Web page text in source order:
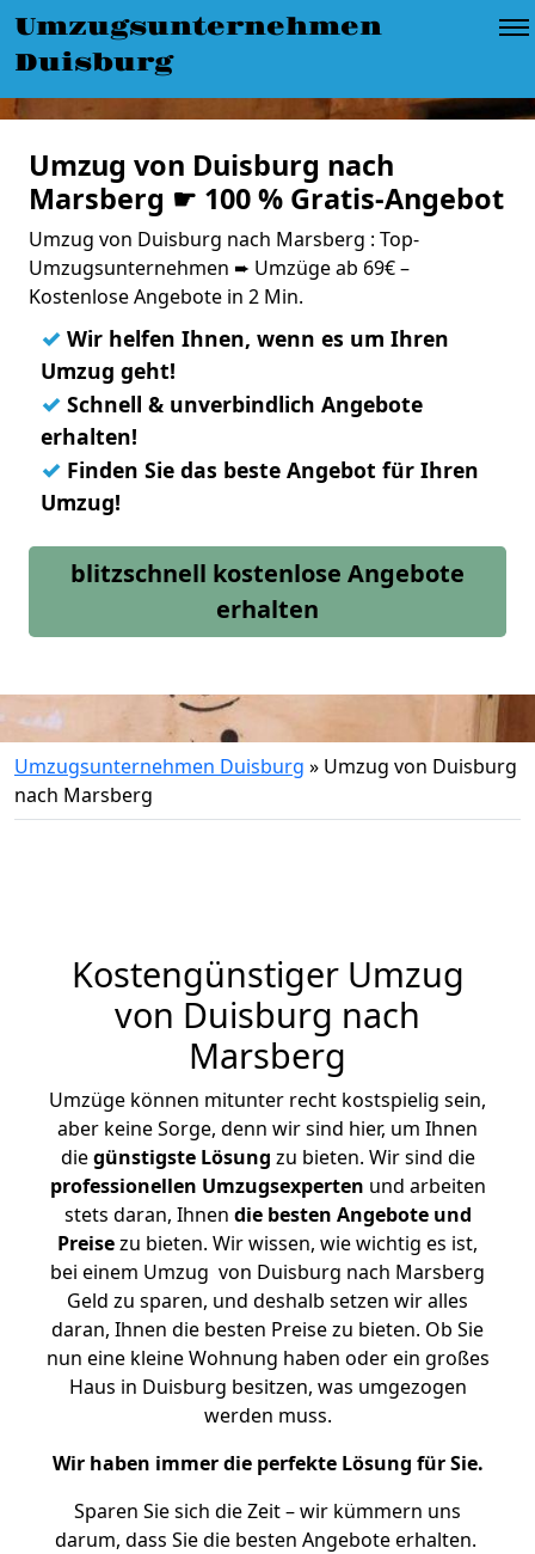
Umzugsunternehmen
Duisburg
Umzug von Duisburg nach
Marsberg ☛ 100 % Gratis-Angebot
Umzug von Duisburg nach Marsberg : Top-
Umzugsunternehmen ➨ Umzüge ab 69€ –
Kostenlose Angebote in 2 Min.
✓ Wir helfen Ihnen, wenn es um Ihren
Umzug geht!
✓ Schnell & unverbindlich Angebote
erhalten!
✓ Finden Sie das beste Angebot für Ihren
Umzug!
blitzschnell kostenlose Angebote
erhalten
Umzugsunternehmen Duisburg » Umzug von Duisburg
nach Marsberg
Kostengünstiger Umzug
von Duisburg nach
Marsberg
Umzüge können mitunter recht kostspielig sein,
aber keine Sorge, denn wir sind hier, um Ihnen
diegünstigste Lösung zu bieten. Wir sind die
professionellen Umzugsexperten und arbeiten
stets daran, Ihnen die besten Angebote und
Preisezu bieten. Wir wissen, wie wichtig es ist,
bei einem Umzug von Duisburg nach Marsberg
Geld zu sparen, und deshalb setzen wir alles
daran, Ihnen die besten Preise zu bieten. Ob Sie
nun eine kleine Wohnung haben oder ein großes
Haus in Duisburg besitzen, was umgezogen
werden muss.
Wir haben immer die perfekte Lösung für Sie.
Sparen Sie sich die Zeit – wir kümmern uns
darum, dass Sie die besten Angebote erhalten.